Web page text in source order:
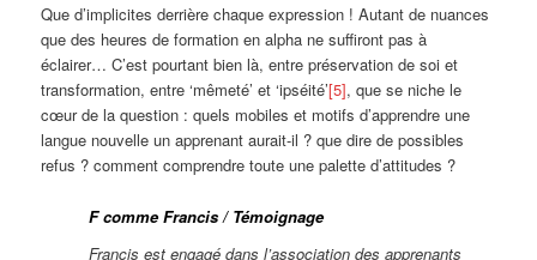
Que d’implicites derrière chaque expression ! Autant de nuances
que des heures de formation en alpha ne suffiront pas à
éclairer… C’est pourtant bien là, entre préservation de soi et
transformation, entre ‘mêmeté’ et ‘ipséité’[5], que se niche le
cœur de la question : quels mobiles et motifs d’apprendre une
langue nouvelle un apprenant aurait-il ? que dire de possibles
refus ? comment comprendre toute une palette d’attitudes ?
F comme Francis / Témoignage
Francis est engagé dans l’association des apprenants